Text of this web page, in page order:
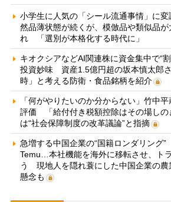
小学生に人気の「シール流通事情」に
然品薄状態が続くが、模倣品や類似品
れ 「選別が本格化する時代に」
キオクシアなどAI関連株に資金集中で“
投資妙味 資産1.5億円超の坂本慎太郎
時」と考える防衛・食品銘柄を紹介
「何がやりたいのか分からない」竹中
評価 「給付付き税額控除はその場しの
は“社会保障制度の改革議論”と指摘
急増する中国企業の“国籍ロンダリング”
Temu…本社機能を海外に移転させ、ト
う 現地人を隠れ蓑にした中国企業の農
懸念も